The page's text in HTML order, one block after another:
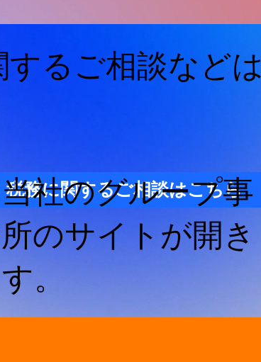
税務に関するご相談はこちら
るご相談などは
社のグループ事
のサイトが開き
。